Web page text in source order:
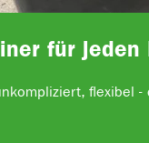
für jeden
flexibel